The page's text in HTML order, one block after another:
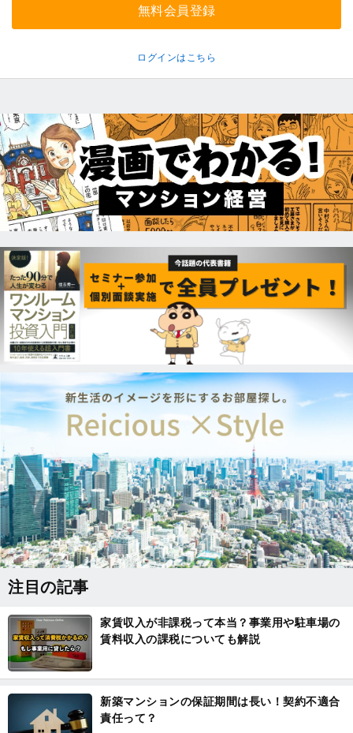
無料会員登録
ログインはこちら
注目の記事
家賃収入が非課税って本当？事業用や駐車場の
賃料収入の課税についても解説
新築マンションの保証期間は長い！契約不適合
責任って？